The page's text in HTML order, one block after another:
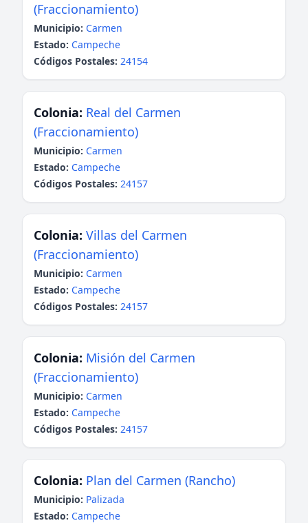
(Fraccionamiento)
Municipio: Carmen
Estado: Campeche
Códigos Postales: 24154
Colonia: Real del Carmen
(Fraccionamiento)
Municipio: Carmen
Estado: Campeche
Códigos Postales: 24157
Colonia: Villas del Carmen
(Fraccionamiento)
Municipio: Carmen
Estado: Campeche
Códigos Postales: 24157
Colonia: Misión del Carmen
(Fraccionamiento)
Municipio: Carmen
Estado: Campeche
Códigos Postales: 24157
Colonia: Plan del Carmen (Rancho)
Municipio: Palizada
Estado: Campeche